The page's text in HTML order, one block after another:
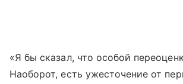
«Я бы сказал, что особой
Наоборот, есть ужесточение от